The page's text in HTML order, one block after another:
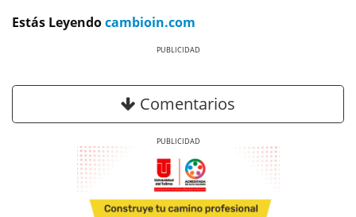
Estás Leyendocambioin.com
Comentarios